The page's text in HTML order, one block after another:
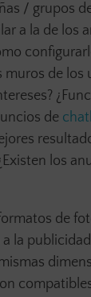
/ grupos
a la de los
muros de los
de
los
de
la